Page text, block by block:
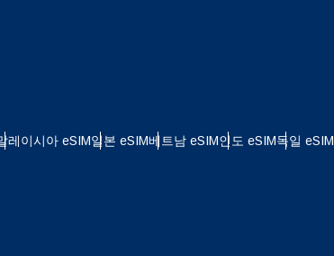
레이시아 eSIM일본 eSIM베트남 eSIM인도 eSIM독일 eSIM